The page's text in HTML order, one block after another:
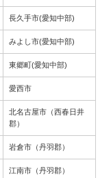
長久手市(愛知中部)
みよし市(愛知中部)
東郷町(愛知中部)
愛西市
北名古屋市（西春日井
郡）
岩倉市（丹羽郡）
江南市（丹羽郡）